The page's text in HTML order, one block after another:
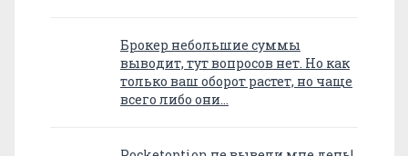
Брокер небольшие суммы
выводит, тут вопросов нет. Но как
только ваш оборот растет, но чаще
всего либо они…